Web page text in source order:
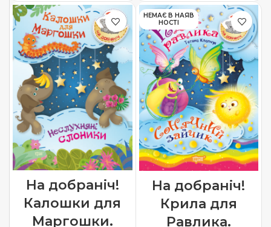
На добраніч!
Калошки для
Маргошки.
НЕМАЄ В НАЯВ
НОСТІ
На добраніч!
Крила для
Равлика.